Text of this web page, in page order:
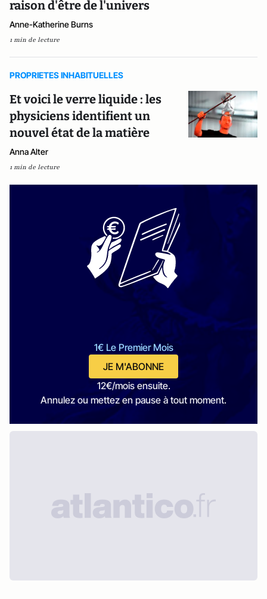
raison d'être de l'univers
Anne-Katherine Burns
1 min de lecture
PROPRIETES INHABITUELLES
Et voici le verre liquide : les
physiciens identifient un
nouvel état de la matière
Anna Alter
1 min de lecture
1€ Le Premier Mois
JE M'ABONNE
12€/mois ensuite.
Annulez ou mettez en pause à tout moment.